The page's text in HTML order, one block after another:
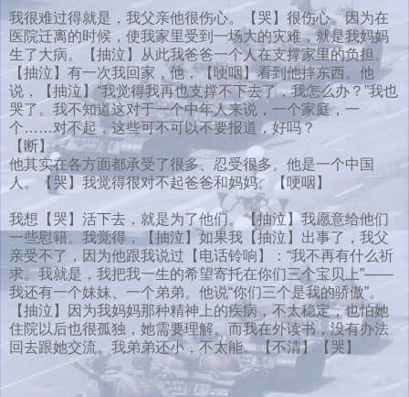
我很难过得就是，我父亲他很伤心。【哭】很伤心。因为在
医院迁离的时候，使我家里受到一场大的灾难，就是我妈妈
生了大病。【抽泣】从此我爸爸一个人在支撑家里的负担。
【抽泣】有一次我回家，他，【哽咽】看到他摔东西。他
说，【抽泣】“我觉得我再也支撑不下去了，我怎么办？”我也
哭了。我不知道这对于一个中年人来说，一个家庭，一
个……对不起，这些可不可以不要报道，好吗？
【断】
他其实在各方面都承受了很多、忍受很多。他是一个中国
人。【哭】我觉得很对不起爸爸和妈妈。【哽咽】
我想【哭】活下去，就是为了他们。【抽泣】我愿意给他们
一些慰籍。我觉得，【抽泣】如果我【抽泣】出事了，我父
亲受不了，因为他跟我说过【电话铃响】：“我不再有什么祈
求。我就是，我把我一生的希望寄托在你们三个宝贝上”——
我还有一个妹妹、一个弟弟。他说“你们三个是我的骄傲”。
【抽泣】因为我妈妈那种精神上的疾病，不太稳定，也怕她
住院以后也很孤独，她需要理解。而我在外读书，没有办法
回去跟她交流。我弟弟还小，不太能。【不清】【哭】